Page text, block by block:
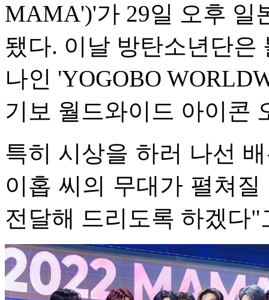
MAMA')'가 29일 오후 일
됐다. 이날 방탄소년단은
나인 'YOGOBO
기보 월드와이드 아이콘
특히 시상을 하러 나선
이홉 씨의 무대가 펼쳐
전달해 드리도록 하겠다